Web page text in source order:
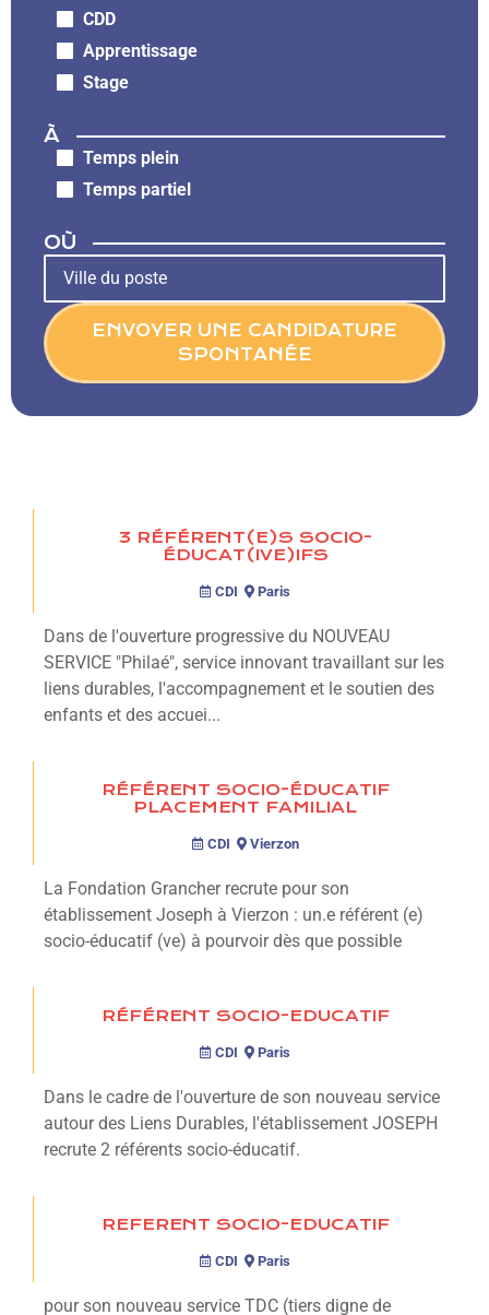
CDD
Apprentissage
Stage
À
Temps plein
Temps partiel
OÙ
ENVOYER UNE CANDIDATURE
SPONTANÉE
3 RÉFÉRENT(E)S SOCIO-
ÉDUCAT(IVE)IFS
CDI Paris
Dans de l'ouverture progressive du NOUVEAU
SERVICE "Philaé", service innovant travaillant sur les
liens durables, l'accompagnement et le soutien des
enfants et des accuei...
RÉFÉRENT SOCIO-ÉDUCATIF
PLACEMENT FAMILIAL
CDI Vierzon
La Fondation Grancher recrute pour son
établissement Joseph à Vierzon : un.e référent (e)
socio-éducatif (ve) à pourvoir dès que possible
RÉFÉRENT SOCIO-EDUCATIF
CDI Paris
Dans le cadre de l'ouverture de son nouveau service
autour des Liens Durables, l'établissement JOSEPH
recrute 2 référents socio-éducatif.
REFERENT SOCIO-EDUCATIF
CDI Paris
pour son nouveau service TDC (tiers digne de